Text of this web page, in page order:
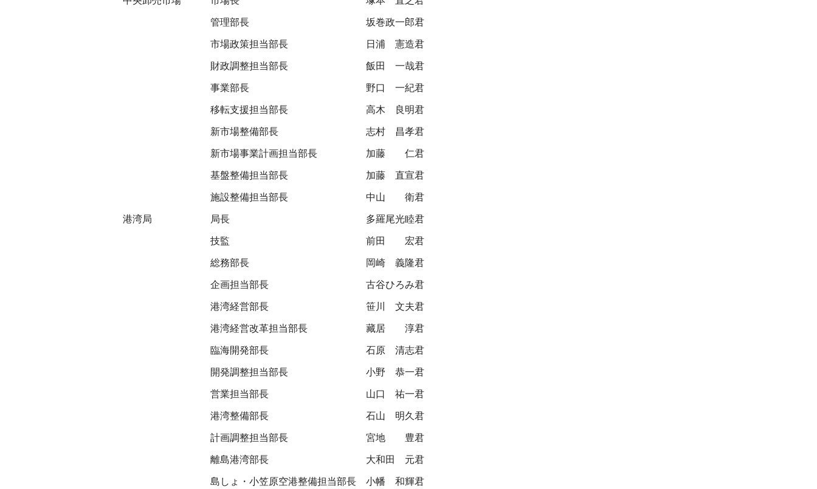
管理部長 坂巻政一郎君
市場政策担当部長 日浦 憲造君
財政調整担当部長 飯田 一哉君
事業部長 野口 一紀君
移転支援担当部長 高木 良明君
新市場整備部長 志村 昌孝君
新市場事業計画担当部長 加藤 仁君
基盤整備担当部長 加藤 直宣君
施設整備担当部長 中山 衛君
港湾局 局長 多羅尾光睦君
技監 前田 宏君
総務部長 岡崎 義隆君
企画担当部長 古谷ひろみ君
港湾経営部長 笹川 文夫君
港湾経営改革担当部長 藏居 淳君
臨海開発部長 石原 清志君
開発調整担当部長 小野 恭一君
営業担当部長 山口 祐一君
港湾整備部長 石山 明久君
計画調整担当部長 宮地 豊君
離島港湾部長 大和田 元君
島しょ・小笠原空港整備担当部長 小幡 和輝君